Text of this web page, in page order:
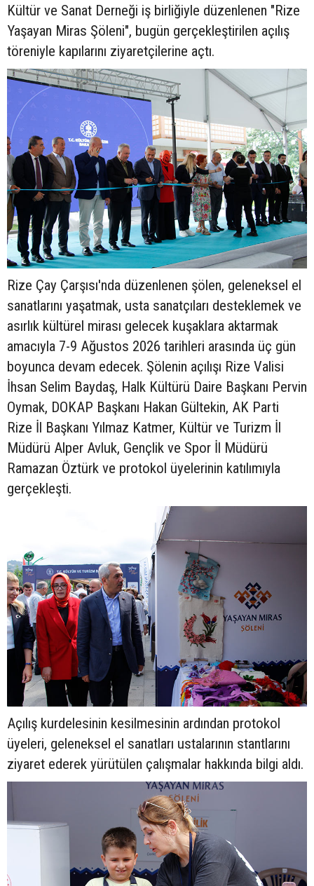
Kültür ve Sanat Derneği iş birliğiyle düzenlenen "Rize
Yaşayan Miras Şöleni", bugün gerçekleştirilen açılış
töreniyle kapılarını ziyaretçilerine açtı.
Rize Çay Çarşısı'nda düzenlenen şölen, geleneksel el
sanatlarını yaşatmak, usta sanatçıları desteklemek ve
asırlık kültürel mirası gelecek kuşaklara aktarmak
amacıyla 7-9 Ağustos 2026 tarihleri arasında üç gün
boyunca devam edecek. Şölenin açılışı Rize Valisi
İhsan Selim Baydaş, Halk Kültürü Daire Başkanı Pervin
Oymak, DOKAP Başkanı Hakan Gültekin, AK Parti
Rize İl Başkanı Yılmaz Katmer, Kültür ve Turizm İl
Müdürü Alper Avluk, Gençlik ve Spor İl Müdürü
Ramazan Öztürk ve protokol üyelerinin katılımıyla
gerçekleşti.
Açılış kurdelesinin kesilmesinin ardından protokol
üyeleri, geleneksel el sanatları ustalarının stantlarını
ziyaret ederek yürütülen çalışmalar hakkında bilgi aldı.